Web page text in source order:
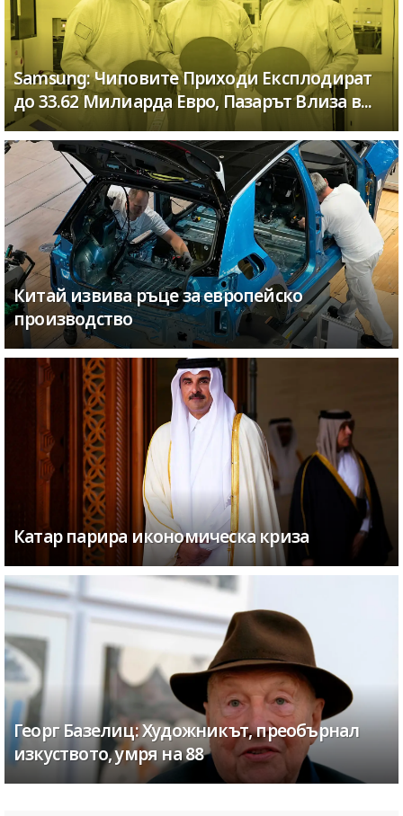
Samsung: Чиповите Приходи Експлодират
до 33.62 Милиарда Евро, Пазарът Влиза в...
Китай извива ръце за европейско
производство
Катар парира икономическа криза
Георг Базелиц: Художникът, преобърнал
изкуството, умря на 88